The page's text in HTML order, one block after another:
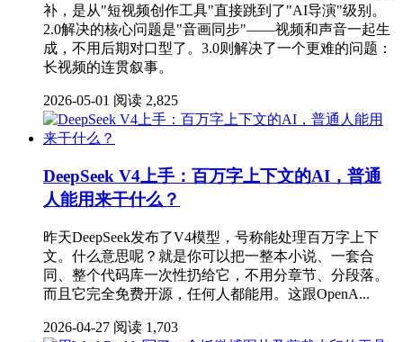
补，是从"短视频创作工具"直接跳到了"AI导演"级别。
2.0解决的核心问题是"音画同步"——视频和声音一起生
成，不用后期对口型了。3.0则解决了一个更难的问题：
长视频的连贯叙事。
2026-05-01 阅读 2,825
DeepSeek V4上手：百万字上下文的AI，普通
人能用来干什么？
昨天DeepSeek发布了V4模型，号称能处理百万字上下
文。什么意思呢？就是你可以把一整本小说、一套合
同、整个代码库一次性扔给它，不用分章节、分段落。
而且它完全免费开源，任何人都能用。这跟OpenA...
2026-04-27 阅读 1,703